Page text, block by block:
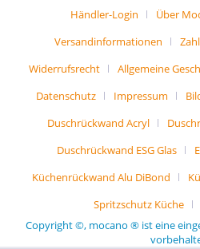
Händler-Login Über
Versandinformationen
Widerrufsrecht
Allgemeine
Datenschutz
Impressum
Duschrückwand Acryl
Duschrückwand ESG Glas
Küchenrückwand Alu DiBond
Spritzschutz Küche
Copyright ©, mocano ® ist eine